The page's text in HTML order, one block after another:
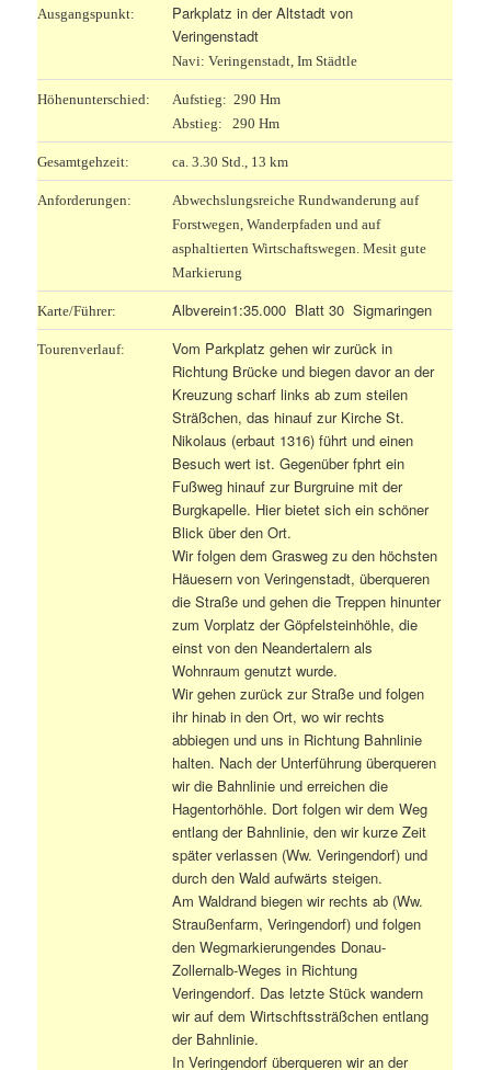
Ausgangspunkt:
Parkplatz in der Altstadt von
Veringenstadt
Navi: Veringenstadt, Im Städtle
Höhenunterschied:
Aufstieg: 290 Hm
Abstieg: 290 Hm
Gesamtgehzeit: ca. 3.30 Std., 13 km
Anforderungen:
Abwechslungsreiche Rundwanderung auf
Forstwegen, Wanderpfaden und auf
asphaltierten Wirtschaftswegen. Mesit gute
Markierung
Karte/Führer: Albverein1:35.000 Blatt 30 Sigmaringen
Tourenverlauf:
Vom Parkplatz gehen wir zurück in
Richtung Brücke und biegen davor an der
Kreuzung scharf links ab zum steilen
Sträßchen, das hinauf zur Kirche St.
Nikolaus (erbaut 1316) führt und einen
Besuch wert ist. Gegenüber fphrt ein
Fußweg hinauf zur Burgruine mit der
Burgkapelle. Hier bietet sich ein schöner
Blick über den Ort.
Wir folgen dem Grasweg zu den höchsten
Häuesern von Veringenstadt, überqueren
die Straße und gehen die Treppen hinunter
zum Vorplatz der Göpfelsteinhöhle, die
einst von den Neandertalern als
Wohnraum genutzt wurde.
Wir gehen zurück zur Straße und folgen
ihr hinab in den Ort, wo wir rechts
abbiegen und uns in Richtung Bahnlinie
halten. Nach der Unterführung überqueren
wir die Bahnlinie und erreichen die
Hagentorhöhle. Dort folgen wir dem Weg
entlang der Bahnlinie, den wir kurze Zeit
später verlassen (Ww. Veringendorf) und
durch den Wald aufwärts steigen.
Am Waldrand biegen wir rechts ab (Ww.
Straußenfarm, Veringendorf) und folgen
den Wegmarkierungendes Donau-
Zollernalb-Weges in Richtung
Veringendorf. Das letzte Stück wandern
wir auf dem Wirtschftssträßchen entlang
der Bahnlinie.
In Veringendorf überqueren wir an der